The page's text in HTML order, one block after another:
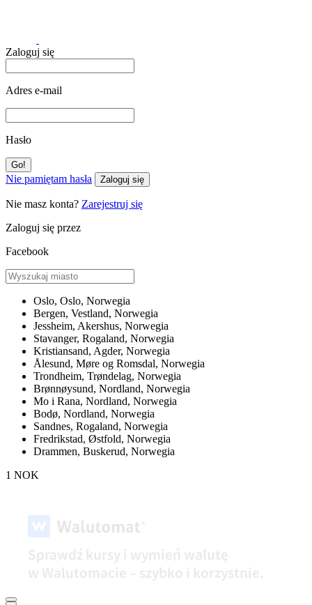
Zaloguj się
Adres e-mail
Hasło
Nie pamiętam hasła Zaloguj się
Nie masz konta? Zarejestruj się
Zaloguj się przez
Facebook
Oslo, Oslo, Norwegia
Bergen, Vestland, Norwegia
Jessheim, Akershus, Norwegia
Stavanger, Rogaland, Norwegia
Kristiansand, Agder, Norwegia
Ålesund, Møre og Romsdal, Norwegia
Trondheim, Trøndelag, Norwegia
Brønnøysund, Nordland, Norwegia
Mo i Rana, Nordland, Norwegia
Bodø, Nordland, Norwegia
Sandnes, Rogaland, Norwegia
Fredrikstad, Østfold, Norwegia
Drammen, Buskerud, Norwegia
1 NOK